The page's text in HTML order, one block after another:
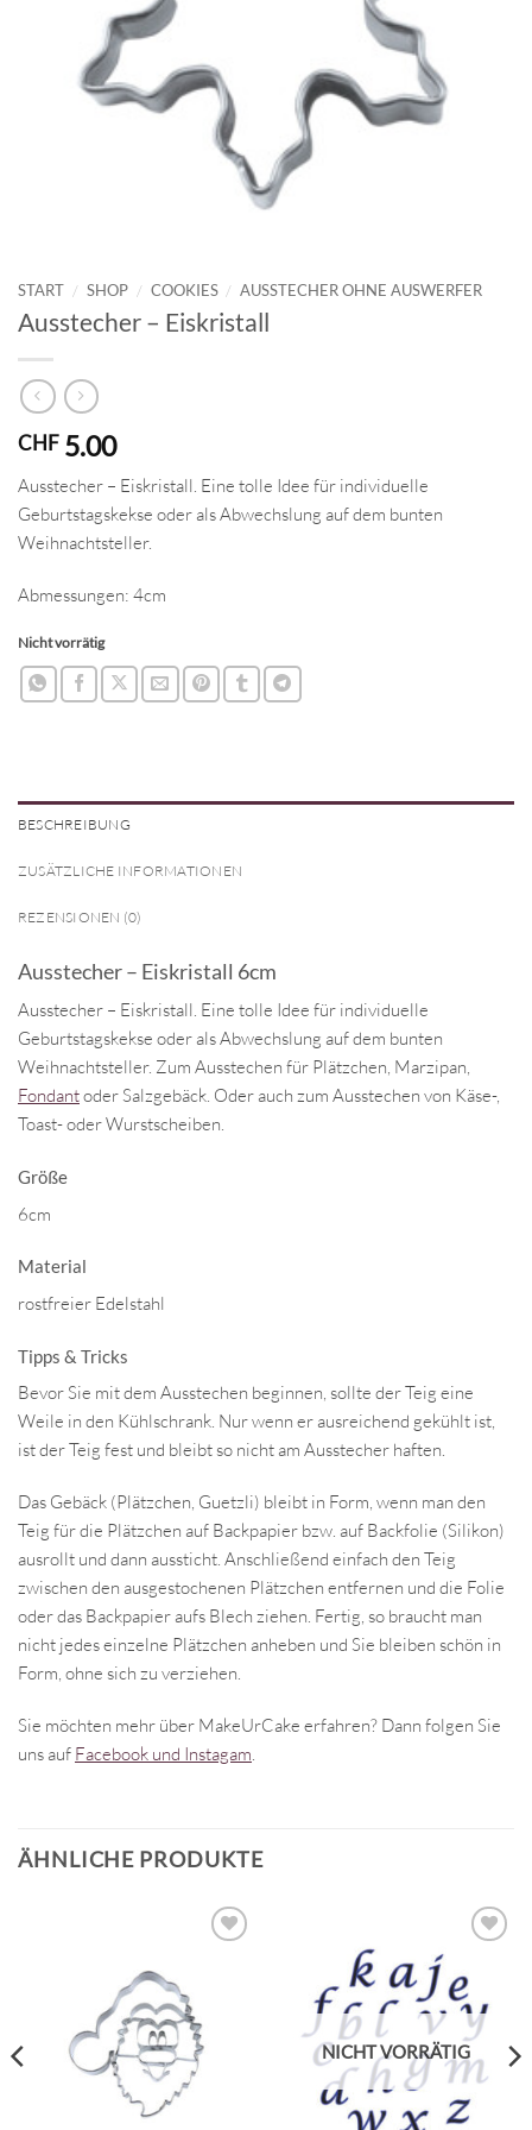
START / SHOP / COOKIES / AUSSTECHER OHNE AUSWERFER
Ausstecher – Eiskristall
CHF 5.00
Ausstecher – Eiskristall. Eine tolle Idee für individuelle
Geburtstagskekse oder als Abwechslung auf dem bunten
Weihnachtsteller.
Abmessungen: 4cm
Nicht vorrätig
BESCHREIBUNG
ZUSÄTZLICHE INFORMATIONEN
REZENSIONEN (0)
Ausstecher – Eiskristall 6cm
Ausstecher – Eiskristall. Eine tolle Idee für individuelle
Geburtstagskekse oder als Abwechslung auf dem bunten
Weihnachtsteller. Zum Ausstechen für Plätzchen, Marzipan,
Fondantoder Salzgebäck. Oder auch zum Ausstechen von Käse-,
Toast- oder Wurstscheiben.
Größe
6cm
Material
rostfreier Edelstahl
Tipps & Tricks
Bevor Sie mit dem Ausstechen beginnen, sollte der Teig eine
Weile in den Kühlschrank. Nur wenn er ausreichend gekühlt ist,
ist der Teig fest und bleibt so nicht am Ausstecher haften.
Das Gebäck (Plätzchen, Guetzli) bleibt in Form, wenn man den
Teig für die Plätzchen auf Backpapier bzw. auf Backfolie (Silikon)
ausrollt und dann aussticht. Anschließend einfach den Teig
zwischen den ausgestochenen Plätzchen entfernen und die Folie
oder das Backpapier aufs Blech ziehen. Fertig, so braucht man
nicht jedes einzelne Plätzchen anheben und Sie bleiben schön in
Form, ohne sich zu verziehen.
Sie möchten mehr über MakeUrCake erfahren? Dann folgen Sie
uns auf Facebook und Instagam.
ÄHNLICHE PRODUKTE
NICHT VORRÄTIG